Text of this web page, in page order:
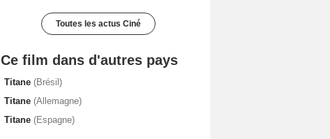
Toutes les actus Ciné
Ce film dans d'autres pays
Titane (Brésil)
Titane (Allemagne)
Titane (Espagne)